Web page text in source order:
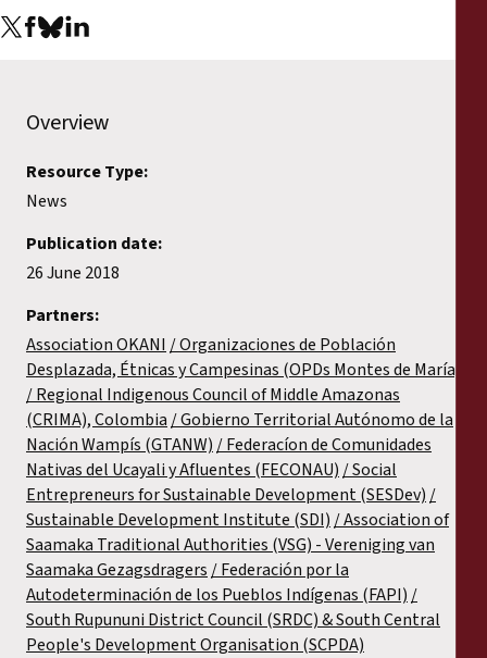
Overview
Resource Type:
News
Publication date:
26 June 2018
Partners:
Association OKANI
Organizaciones de Población
Desplazada, Étnicas y Campesinas (OPDs Montes de María)
Regional Indigenous Council of Middle Amazonas
(CRIMA), Colombia Gobierno Territorial Autónomo de la
Nación Wampís (GTANW)
Federacíon de Comunidades
Nativas del Ucayali y Afluentes (FECONAU) Social
Entrepreneurs for Sustainable Development (SESDev)
Sustainable Development Institute (SDI) Association of
Saamaka Traditional Authorities (VSG) - Vereniging van
Saamaka Gezagsdragers
Federación por la
Autodeterminación de los Pueblos Indígenas (FAPI)
South Rupununi District Council (SRDC) & South Central
People's Development Organisation (SCPDA)